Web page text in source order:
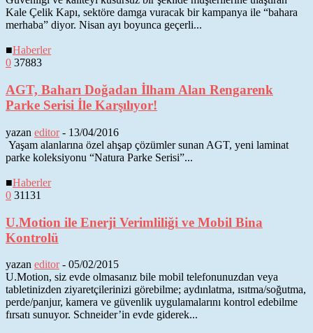
Kale Çelik Kapı, sektöre damga vuracak bir kampanya ile “bahara
merhaba” diyor. Nisan ayı boyunca geçerli...
■Haberler
0 37883
AGT, Baharı Doğadan İlham Alan Rengarenk
Parke Serisi İle Karşılıyor!
yazan editor- 13/04/2016
Yaşam alanlarına özel ahşap çözümler sunan AGT, yeni laminat
parke koleksiyonu “Natura Parke Serisi”...
■Haberler
0 31131
U.Motion ile Enerji Verimliliği ve Mobil Bina
Kontrolü
yazan editor- 05/02/2015
U.Motion, siz evde olmasanız bile mobil telefonunuzdan veya
tabletinizden ziyaretçilerinizi görebilme; aydınlatma, ısıtma/soğutma,
perde/panjur, kamera ve güvenlik uygulamalarını kontrol edebilme
fırsatı sunuyor. Schneider’in evde giderek...